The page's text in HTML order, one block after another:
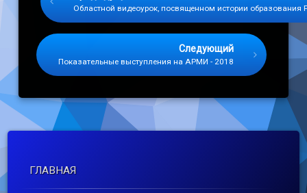
Областной видеоурок, посвященном истории образования
Следующий
Показательные выступления на АРМИ - 2018
ГЛАВНАЯ